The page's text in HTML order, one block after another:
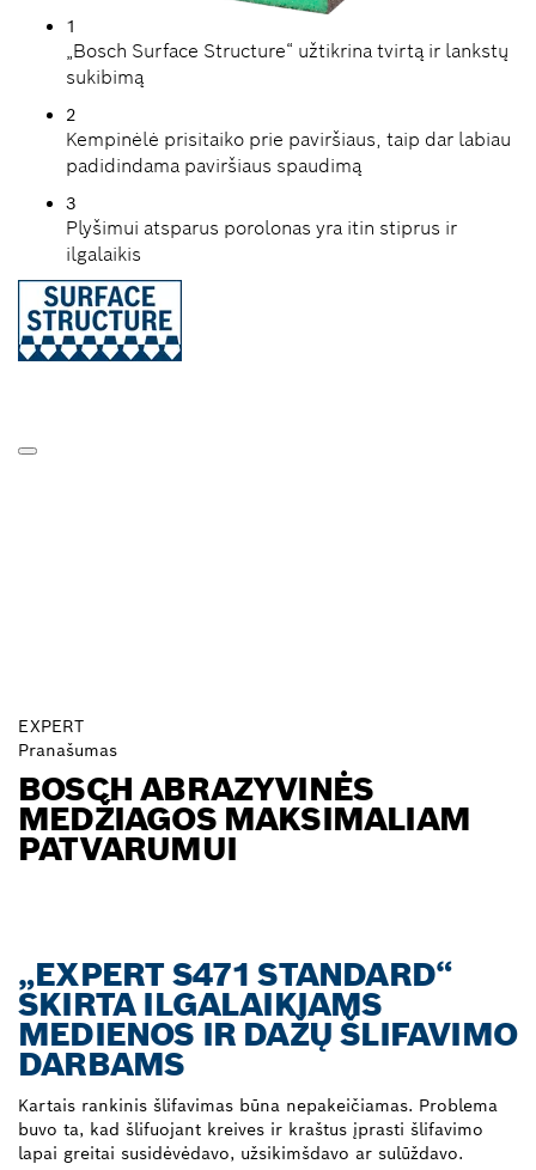
1
„Bosch Surface Structure“ užtikrina tvirtą ir lankstų
sukibimą
2
Kempinėlė prisitaiko prie paviršiaus, taip dar labiau
padidindama paviršiaus spaudimą
3
Plyšimui atsparus porolonas yra itin stiprus ir
ilgalaikis
EXPERT
Pranašumas
BOSCH ABRAZYVINĖS
MEDŽIAGOS MAKSIMALIAM
PATVARUMUI
„EXPERT S471 STANDARD“
SKIRTA ILGALAIKIAMS
MEDIENOS IR DAŽŲ ŠLIFAVIMO
DARBAMS
Kartais rankinis šlifavimas būna nepakeičiamas. Problema
buvo ta, kad šlifuojant kreives ir kraštus įprasti šlifavimo
lapai greitai susidėvėdavo, užsikimšdavo ar sulūždavo.